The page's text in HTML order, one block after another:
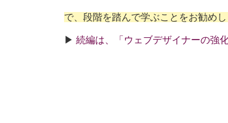
で、段階を踏んで学ぶことをお勧めし
▶︎ 続編は、「ウェブデザイナーの強